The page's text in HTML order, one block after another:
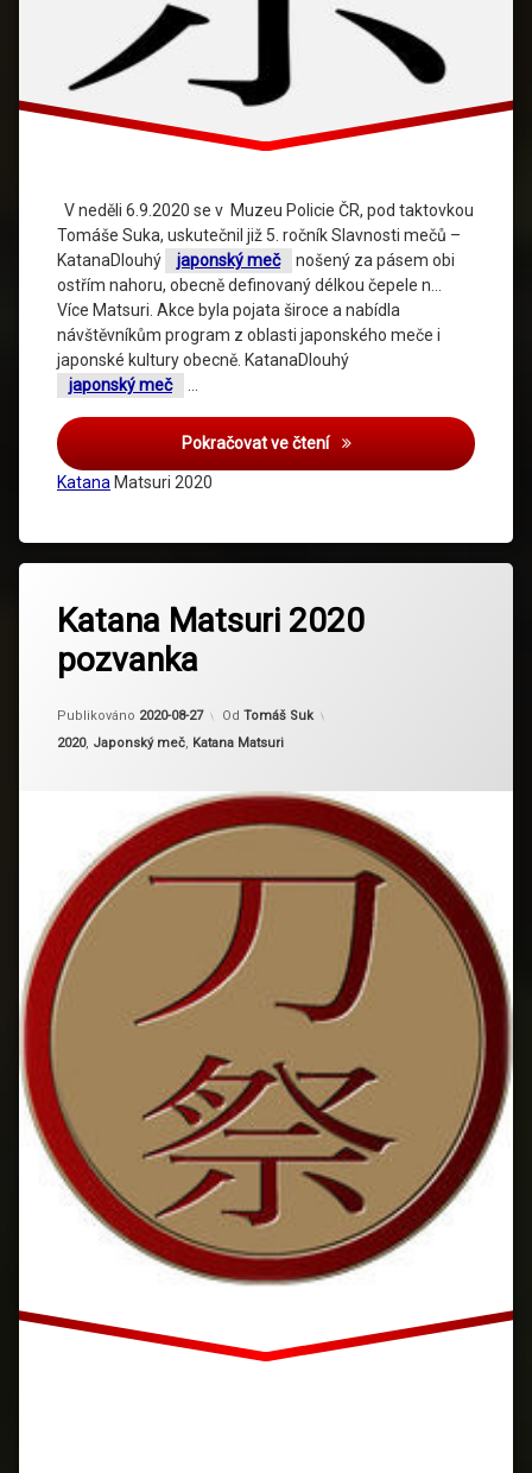
V neděli 6.9.2020 se v Muzeu Policie ČR, pod taktovkou
Tomáše Suka, uskutečnil již 5. ročník Slavnosti mečů –
KatanaDlouhý
japonský meč
nošený za pásem obi
ostřím nahoru, obecně definovaný délkou čepele n…
Více Matsuri. Akce byla pojata široce a nabídla
návštěvníkům program z oblasti japonského meče i
japonské kultury obecně. KatanaDlouhý
japonský meč
…
Pokračovat ve čtení
Katana Matsuri 2020
Katana Matsuri 2020
pozvanka
Publikováno 2020-08-27
Aktualizováno
Od Tomáš Suk
Kategorie:
2020, Japonský meč, Katana Matsuri